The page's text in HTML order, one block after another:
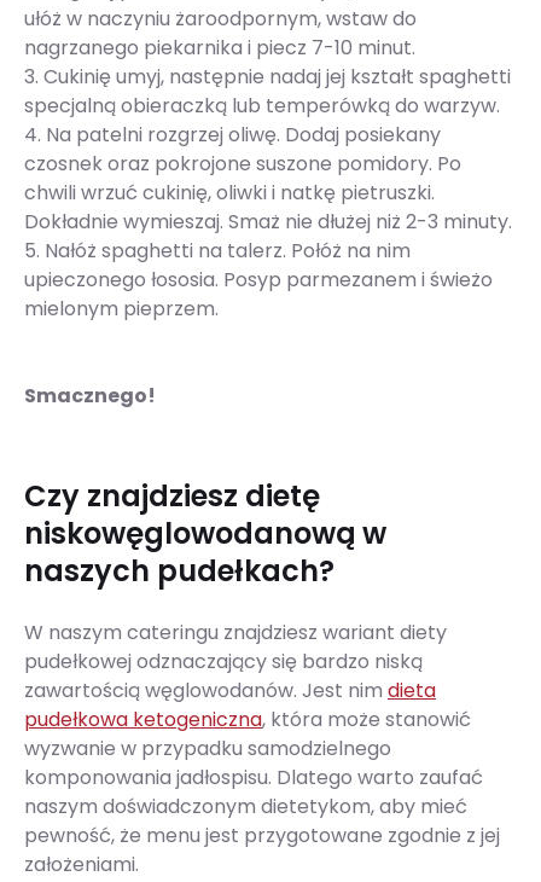
ułóż w naczyniu żaroodpornym, wstaw do
nagrzanego piekarnika i piecz 7-10 minut.
3. Cukinię umyj, następnie nadaj jej kształt spaghetti
specjalną obieraczką lub temperówką do warzyw.
4. Na patelni rozgrzej oliwę. Dodaj posiekany
czosnek oraz pokrojone suszone pomidory. Po
chwili wrzuć cukinię, oliwki i natkę pietruszki.
Dokładnie wymieszaj. Smaż nie dłużej niż 2-3 minuty.
5. Nałóż spaghetti na talerz. Połóż na nim
upieczonego łososia. Posyp parmezanem i świeżo
mielonym pieprzem.
Smacznego!
Czy znajdziesz dietę
niskowęglowodanową w
naszych pudełkach?
W naszym cateringu znajdziesz wariant diety
pudełkowej odznaczający się bardzo niską
zawartością węglowodanów. Jest nim dieta
pudełkowa ketogeniczna, która może stanowić
wyzwanie w przypadku samodzielnego
komponowania jadłospisu. Dlatego warto zaufać
naszym doświadczonym dietetykom, aby mieć
pewność, że menu jest przygotowane zgodnie z jej
założeniami.